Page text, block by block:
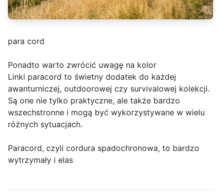
para cord
Ponadto warto zwrócić uwagę na kolor
Linki paracord to świetny dodatek do każdej
awanturniczej, outdoorowej czy survivalowej kolekcji.
Są one nie tylko praktyczne, ale także bardzo
wszechstronne i mogą być wykorzystywane w wielu
różnych sytuacjach.
Paracord, czyli cordura spadochronowa, to bardzo
wytrzymały i elas